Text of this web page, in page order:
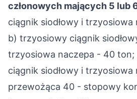
członowych mających 5 lub
ciągnik siodłowy i
b) trzyosiowy ciągnik
trzyosiowa naczepa - 40
ciągnik siodłowy i trzyosiowa
przewożąca 40 - stopowy